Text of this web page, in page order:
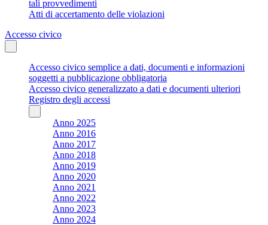
tali provvedimenti
Atti di accertamento delle violazioni
Accesso civico
Accesso civico semplice a dati, documenti e informazioni
soggetti a pubblicazione obbligatoria
Accesso civico generalizzato a dati e documenti ulteriori
Registro degli accessi
Anno 2025
Anno 2016
Anno 2017
Anno 2018
Anno 2019
Anno 2020
Anno 2021
Anno 2022
Anno 2023
Anno 2024